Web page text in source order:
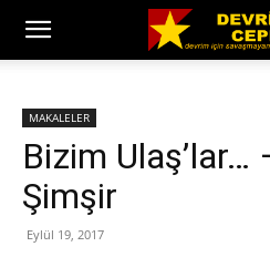
MAKALELER
Bizim Ulaş’lar…
Şimşir
Eylül 19, 2017